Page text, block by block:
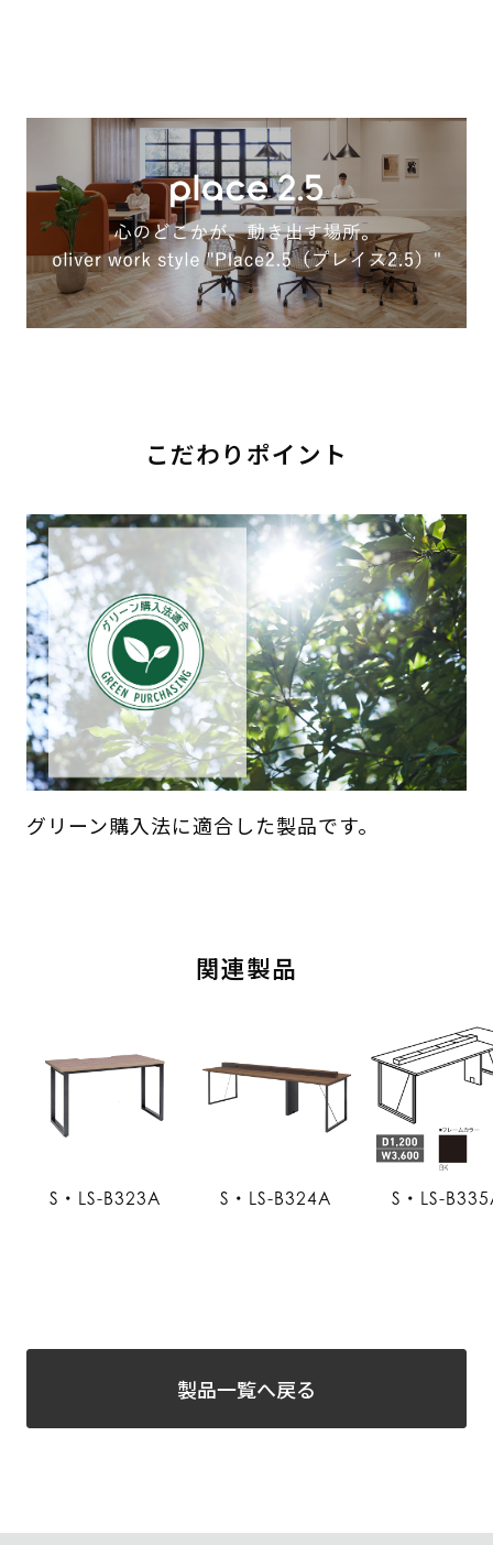
こだわりポイント
グリーン購入法に適合した製品です。
関連製品
S・LS-B323A S・LS-B324A S・LS-
製品一覧へ戻る